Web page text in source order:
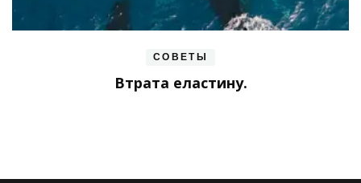
СОВЕТЫ
Втрата еластину.